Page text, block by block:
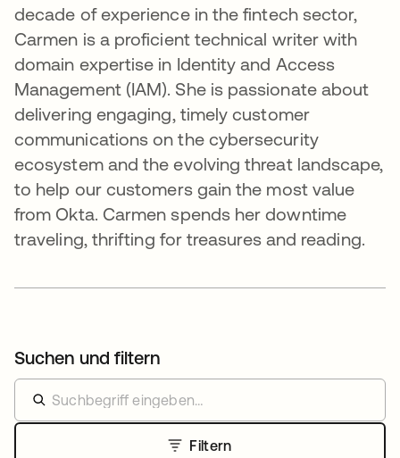
decade of experience in the fintech sector,
Carmen is a proficient technical writer with
domain expertise in Identity and Access
Management (IAM). She is passionate about
delivering engaging, timely customer
communications on the cybersecurity
ecosystem and the evolving threat landscape,
to help our customers gain the most value
from Okta. Carmen spends her downtime
traveling, thrifting for treasures and reading.
Suchen und filtern
Filtern